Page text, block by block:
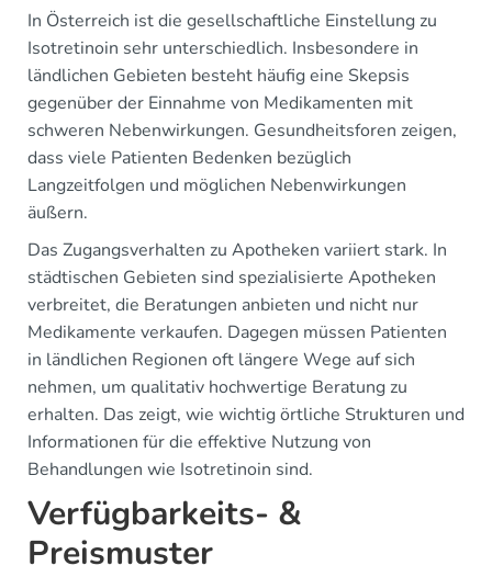
In Österreich ist die gesellschaftliche Einstellung zu
Isotretinoin sehr unterschiedlich. Insbesondere in
ländlichen Gebieten besteht häufig eine Skepsis
gegenüber der Einnahme von Medikamenten mit
schweren Nebenwirkungen. Gesundheitsforen zeigen,
dass viele Patienten Bedenken bezüglich
Langzeitfolgen und möglichen Nebenwirkungen
äußern.
Das Zugangsverhalten zu Apotheken variiert stark. In
städtischen Gebieten sind spezialisierte Apotheken
verbreitet, die Beratungen anbieten und nicht nur
Medikamente verkaufen. Dagegen müssen Patienten
in ländlichen Regionen oft längere Wege auf sich
nehmen, um qualitativ hochwertige Beratung zu
erhalten. Das zeigt, wie wichtig örtliche Strukturen und
Informationen für die effektive Nutzung von
Behandlungen wie Isotretinoin sind.
Verfügbarkeits- &
Preismuster